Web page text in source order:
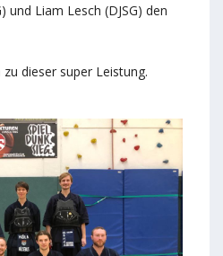
und Liam Lesch (DJSG) den
dieser super Leistung.